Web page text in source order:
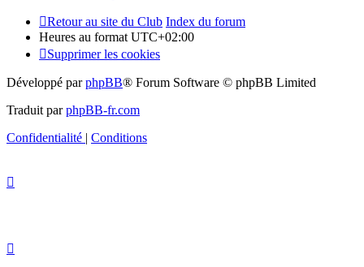
Retour au site du Club Index du forum
Heures au format UTC+02:00
Supprimer les cookies
Développé parphpBB® Forum Software © phpBB Limited
Traduit parphpBB-fr.com
Confidentialité | Conditions